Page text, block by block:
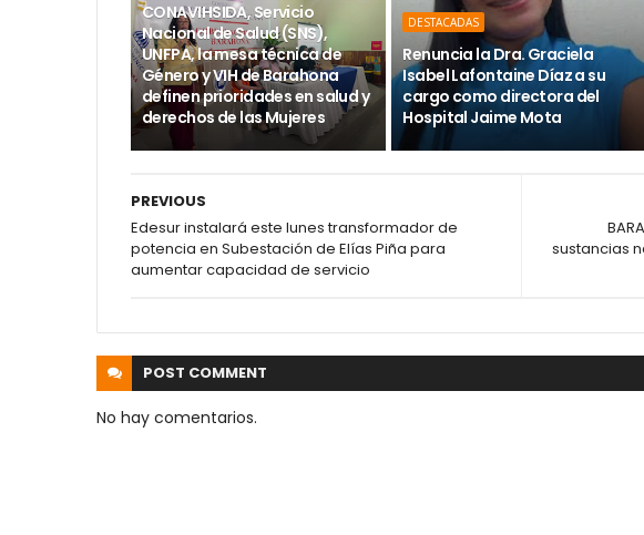
CONAVIHSIDA, Servicio
Nacional de Salud (SNS),
UNFPA, la mesa técnica de
Género y VIH de Barahona
definen prioridades en salud y
derechos de las Mujeres
DESTACADAS
Renuncia la Dra. Graciela
Isabel Lafontaine Díaz a su
cargo como directora del
Hospital Jaime Mota
sustancias
PREVIOUS
Edesur instalará este lunes transformador de
potencia en Subestación de Elías Piña para
aumentar capacidad de servicio
POST COMMENT
No hay comentarios.